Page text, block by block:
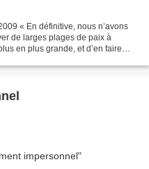
« En définitive, nous n’avons
de larges plages de paix à
en plus grande, et d’en faire